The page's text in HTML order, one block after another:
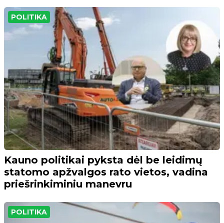
POLITIKA
Kauno politikai pyksta dėl be leidimų
statomo apžvalgos rato vietos, vadina
priešrinkiminiu manevru
POLITIKA